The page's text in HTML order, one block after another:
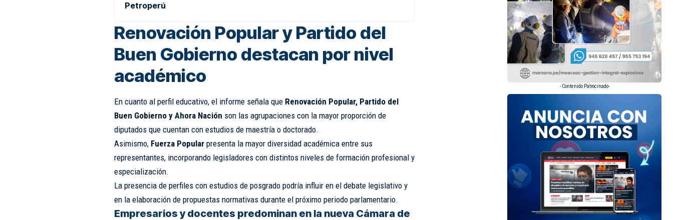
Petroperú
Renovación Popular y Partido del
Buen Gobierno destacan por nivel
académico
En cuanto al perfil educativo, el informe señala que Renovación Popular, Partido del
Buen Gobierno y Ahora Nación son las agrupaciones con la mayor proporción de
diputados que cuentan con estudios de maestría o doctorado.
Asimismo, Fuerza Popularpresenta la mayor diversidad académica entre sus
representantes, incorporando legisladores con distintos niveles de formación profesional y
especialización.
La presencia de perfiles con estudios de posgrado podría influir en el debate legislativo y
en la elaboración de propuestas normativas durante el próximo periodo parlamentario.
Empresarios y docentes predominan en la nueva Cámara de
- Contenido Patrocinado-